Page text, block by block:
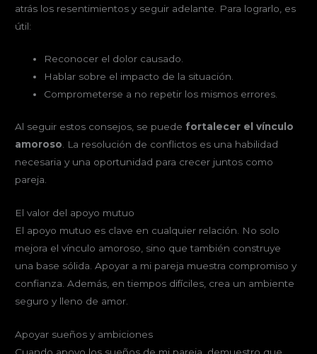
atrás los resentimientos y seguir adelante. Para lograrlo, es
útil:
Reconocer el dolor causado.
Hablar sobre el impacto de la situación.
Comprometerse a no repetir los mismos errores.
Al seguir estos consejos, se puede fortalecer el vínculo
amoroso . La resolución de conflictos es una habilidad
necesaria y una oportunidad para crecer juntos como
pareja.
El valor del apoyo mutuo
El apoyo mutuo es clave en cualquier relación. No solo
mejora el vínculo amoroso, sino que también construye
una base sólida. Apoyar a mi pareja muestra compromiso y
confianza. Además, en tiempos difíciles, crea un ambiente
seguro y lleno de amor.
Apoyar sueños y ambiciones
Cuando apoyo los sueños de mi pareja, demuestro que